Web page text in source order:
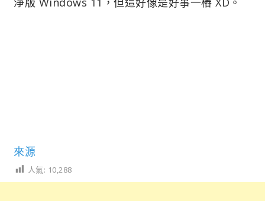
來源
人氣: 10,288